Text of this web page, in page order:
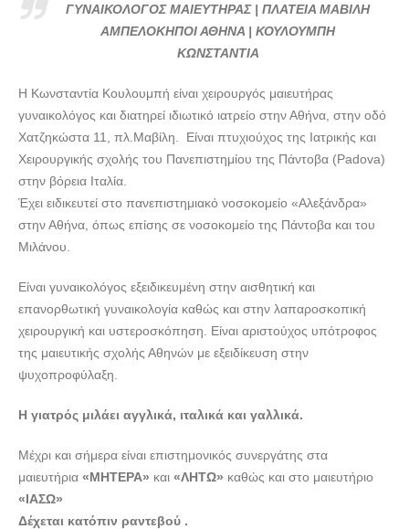
ΓΥΝΑΙΚΟΛΟΓΟΣ ΜΑΙΕΥΤΗΡΑΣ | ΠΛΑΤΕΙΑ ΜΑΒΙΛΗ
ΑΜΠΕΛΟΚΗΠΟΙ ΑΘΗΝΑ | ΚΟΥΛΟΥΜΠΗ
ΚΩΝΣΤΑΝΤΙΑ
Η Κωνσταντία Κουλουμπή είναι χειρουργός μαιευτήρας
γυναικολόγος και διατηρεί ιδιωτικό ιατρείο στην Αθήνα, στην οδό
Χατζηκώστα 11, πλ.Μαβίλη. Είναι πτυχιούχος της Ιατρικής και
Χειρουργικής σχολής του Πανεπιστημίου της Πάντοβα (Padova)
στην βόρεια Ιταλία.
Έχει ειδικευτεί στο πανεπιστημιακό νοσοκομείο «Αλεξάνδρα»
στην Αθήνα, όπως επίσης σε νοσοκομείο της Πάντοβα και του
Μιλάνου.
Είναι γυναικολόγος εξειδικευμένη στην αισθητική και
επανορθωτική γυναικολογία καθώς και στην λαπαροσκοπική
χειρουργική και υστεροσκόπηση. Είναι αριστούχος υπότροφος
της μαιευτικής σχολής Αθηνών με εξειδίκευση στην
ψυχοπροφύλαξη.
Η γιατρός μιλάει αγγλικά, ιταλικά και γαλλικά.
Μέχρι και σήμερα είναι επιστημονικός συνεργάτης στα
μαιευτήρια «ΜΗΤΕΡΑ» και «ΛΗΤΩ» καθώς και στο μαιευτήριο
«ΙΑΣΩ»
Δέχεται κατόπιν ραντεβού .